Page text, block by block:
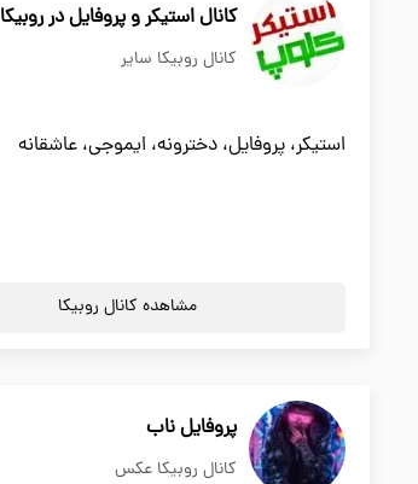
کانال استیکر و پروفایل در روبیکا
کانال روبیکا سایر
استیکر، پروفایل، دخترونه، ایموجی، عاشقانه
مشاهده کانال روبیکا
پروفایل ناب
کانال روبیکا عکس